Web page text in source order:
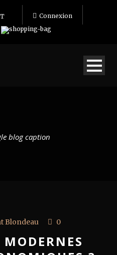
Connexion
blog caption
Blondeau 0